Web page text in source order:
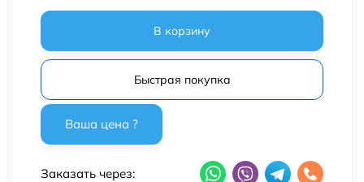
В корзину
Быстрая покупка
Заказать через: